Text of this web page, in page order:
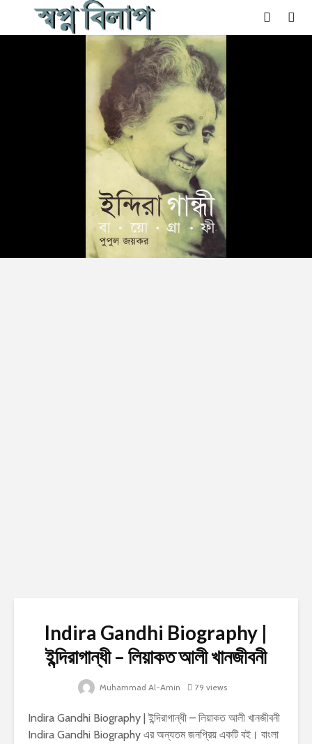
Indira Gandhi Biography |
ইন্দিরাগান্ধী – লিয়াকত আলী খানজীবনী
Muhammad Al-Amin 79 views
Indira Gandhi Biography | ইন্দিরাগান্ধী – লিয়াকত আলী খানজীবনী
Indira Gandhi Biography এর অন্যতম জনপ্রিয় একটি বই। বাংলা